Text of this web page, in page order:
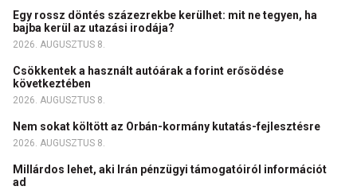
Egy rossz döntés százezrekbe kerülhet: mit ne tegyen, ha
bajba kerül az utazási irodája?
2026. AUGUSZTUS 8.
Csökkentek a használt autóárak a forint erősödése
következtében
2026. AUGUSZTUS 8.
Nem sokat költött az Orbán-kormány kutatás-fejlesztésre
2026. AUGUSZTUS 8.
Millárdos lehet, aki Irán pénzügyi támogatóiról információt
ad